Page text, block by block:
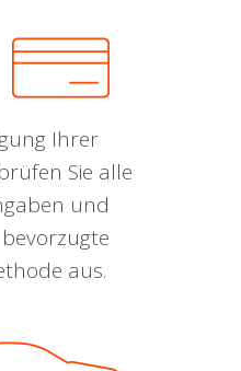
Ihrer
Sie alle
und
aus.